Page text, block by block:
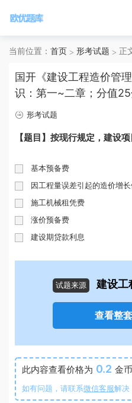
当前位置： 首页 形考试题 正
国开《建设工程造价管
识：第一~二章；分值25
形考试题
【题目】按现行规定，建设
基本预备费
因工程量误差引起的造价增长
施工机械租凭费
涨价预备费
建设期贷款利息
试题来源 建设工
查看整
此内容查看价格为 0.2 金
如有问题，请联系微信客服解决